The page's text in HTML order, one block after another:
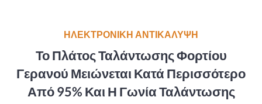
ΗΛΕΚΤΡΟΝΙΚΗ ΑΝΤΙΚΑΛΥΨΗ
Το Πλάτος Ταλάντωσης Φορτίου
Γερανού Μειώνεται Κατά Περισσότερο
Από 95% Και Η Γωνία Ταλάντωσης